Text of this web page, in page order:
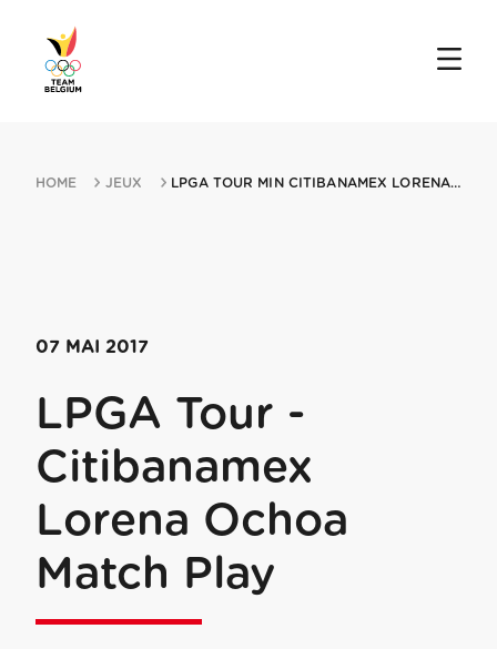
HOME JEUX LPGA TOUR MIN CITIBANAMEX LORENA OCHOA MATCH PLAY 07052017 MEXICO CITY
07 MAI 2017
LPGA Tour -
Citibanamex
Lorena Ochoa
Match Play